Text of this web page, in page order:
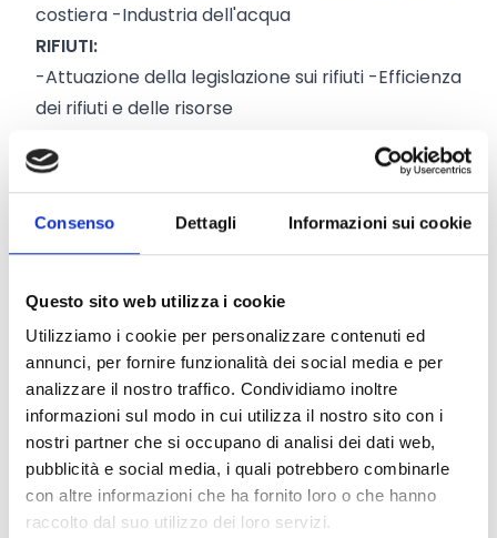
Consenso Dettagli Informazioni sui cookie
Questo sito web utilizza i cookie
Utilizziamo i cookie per personalizzare contenuti ed
annunci, per fornire funzionalità dei social media e per
analizzare il nostro traffico. Condividiamo inoltre
informazioni sul modo in cui utilizza il nostro sito con i
nostri partner che si occupano di analisi dei dati web,
pubblicità e social media, i quali potrebbero combinarle
con altre informazioni che ha fornito loro o che hanno
raccolto dal suo utilizzo dei loro servizi.
costiera -Industria dell'acqua
RIFIUTI:
-Attuazione della legislazione sui rifiuti -Efficienza
dei rifiuti e delle risorse
-Efficienza delle risorse, economia verde e
circolare-Suolo-Foreste
AMBIENTE E SALUTE:
-Sostanze chimiche -Rumore -Incidenti
industriali
ARIA:
-Legislazione sulla qualità dell'aria e direttiva NEC
-Direttiva sulle emissioni industriali -Ambiente
UrbanoTradizionale - Natura e biodiversità :
progetti di conservazione della natura, in
particolare nei settori della biodiversità, degli
habitat e delle specie, per l’attuazione delle